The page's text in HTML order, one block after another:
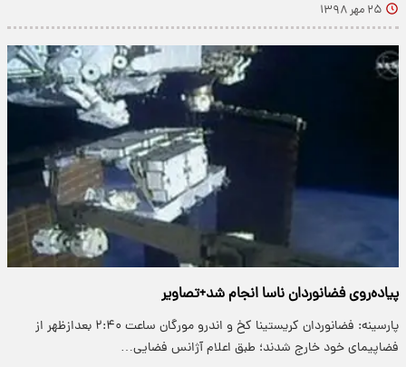
۲۵ مهر ۱۳۹۸
پیاده‌روی فضانوردان ناسا انجام شد+تصاویر
پارسینه: فضانوردان کریستینا کخ و اندرو مورگان ساعت ۲:۴۰ بعدازظهر از
فضاپیمای خود خارج شدند؛ طبق اعلام آژانس فضایی…